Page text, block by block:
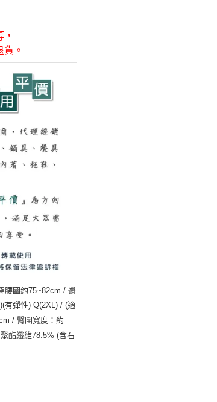
。
腰圍約75~82cm / 臀
有彈性) Q(2XL) / (適
/ 臀圍寬度：約
酯纖維78.5% (含石